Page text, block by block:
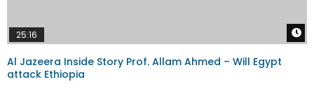
25:16
Al Jazeera Inside Story Prof. Allam Ahmed – Will Egypt
attack Ethiopia